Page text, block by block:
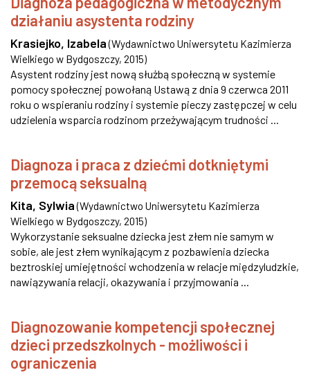
działaniu asystenta rodziny
Krasiejko, Izabela (Wydawnictwo Uniwersytetu Kazimierza
Wielkiego w Bydgoszczy, 2015)
Asystent rodziny jest nową służbą społeczną w systemie
pomocy społecznej powołaną Ustawą z dnia 9 czerwca 2011
roku o wspieraniu rodziny i systemie pieczy zastępczej w celu
udzielenia wsparcia rodzinom przeżywającym trudności ...
Diagnoza i praca z dziećmi dotkniętymi
przemocą seksualną
Kita, Sylwia (Wydawnictwo Uniwersytetu Kazimierza
Wielkiego w Bydgoszczy, 2015)
Wykorzystanie seksualne dziecka jest złem nie samym w
sobie, ale jest złem wynikającym z pozbawienia dziecka
beztroskiej umiejętności wchodzenia w relacje międzyludzkie,
nawiązywania relacji, okazywania i przyjmowania ...
Diagnozowanie kompetencji społecznej
dzieci przedszkolnych - możliwości i
ograniczenia